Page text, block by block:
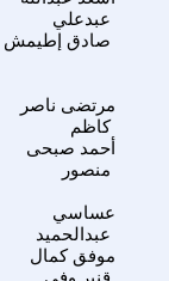
عبدعلي
صادق إطيمش
مرتضى ناصر
كاظم
أحمد صبحى
منصور
عساسي
عبدالحميد
موفق كمال
قنبر وفي